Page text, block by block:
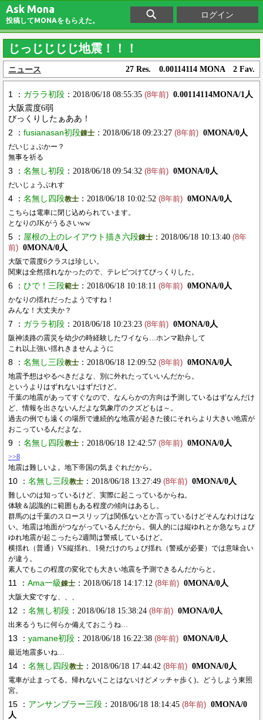
Ask Mona
投稿してMONAをもらえた。
ログイン
じっじじじじ地震！！！
ニュース 27 Res. 0.00114114 MONA 2 Fav.
1 ： ガララ初段 ：2018/06/18 08:55:35 (8年前) 0.00114114MONA/1人
大阪震度6弱
びっくりしたぁああ！
2 ： fusianasan初段錬士 ：2018/06/18 09:23:27 (8年前) 0MONA/0人
だいじょぶかー？
無事を祈る
3 ： 名無し初段 ：2018/06/18 09:54:32 (8年前) 0MONA/0人
だいじょうぶれす
4 ： 名無し四段教士 ：2018/06/18 10:02:52 (8年前) 0MONA/0人
こちらは電車に閉じ込められています。
となりのJKがうるさいww
5 ： 屋根の上のレイアウト描き六段錬士 ：2018/06/18 10:13:40 (8年
前) 0MONA/0人
大阪で震度6クラスは珍しい。
関東は全然揺れなかったので、テレビつけてびっくりした。
6 ： ひで！三段範士 ：2018/06/18 10:18:11 (8年前) 0MONA/0人
かなりの揺れだったようですね！
みんな！大丈夫か？
7 ： ガララ初段 ：2018/06/18 10:23:23 (8年前) 0MONA/0人
阪神淡路の震災を幼少の時経験したワイなら…ホンマ勘弁して
これ以上強い揺れきませんように
8 ： 名無し三段教士 ：2018/06/18 12:09:52 (8年前) 0MONA/0人
地震予想はやるべきだよな、別に外れたっていいんだから。
というよりはずれないはずだけど。
千葉の地震があってすぐなので、なんらかの方向は予測しているはずなんだけ
ど、情報を出さないんだよな気象庁のクズどもは～。
過去の例でも遠くの場所で連続的な地震が起きた後にそれらより大きい地震が
おこっているんだよな。
9 ： 名無し四段教士 ：2018/06/18 12:42:57 (8年前) 0MONA/0人
>>8
地震は難しいよ。地下帝国の気まぐれだから。
10 ： 名無し三段教士 ：2018/06/18 13:27:49 (8年前) 0MONA/0人
難しいのは知っているけど、実際に起こっているからね。
体験＆認識的に範囲もある程度の傾向はあるし。
群馬のは千葉のスロースリップは関係ないとか言っているけどそんなわけはな
い。地震は地面がつながっているんだから。個人的には縦ゆれとか急なちょび
ゆれ地震が起こったら2週間は警戒しているけど。
横揺れ（普通）VS縦揺れ、1発だけのちょび揺れ（警戒が必要）では意味合い
が違う。
素人でもこの程度の変化でも大きい地震を予測できるんだからと。
11 ： Ama一級錬士 ：2018/06/18 14:17:12 (8年前) 0MONA/0人
大阪大変ですな、、、
12 ： 名無し初段 ：2018/06/18 15:38:24 (8年前) 0MONA/0人
出来るうちに何らか備えておこうね…
13 ： yamane初段 ：2018/06/18 16:22:38 (8年前) 0MONA/0人
最近地震多いね…
14 ： 名無し四段教士 ：2018/06/18 17:44:42 (8年前) 0MONA/0人
電車が止まってる。帰れない(ことはないけどメッチャ歩く)。どうしよう東照
宮。
15 ： アンサンブラー三段 ：2018/06/18 18:14:45 (8年前) 0MONA/0
人